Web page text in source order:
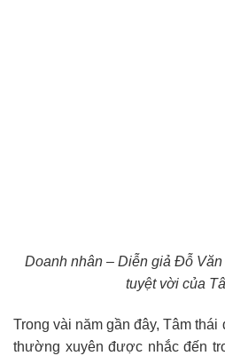
Doanh nhân – Diễn giả Đỗ
tuyệt vời của
Trong vài năm gần đây, Tâm thái
thường xuyên được nhắc đến